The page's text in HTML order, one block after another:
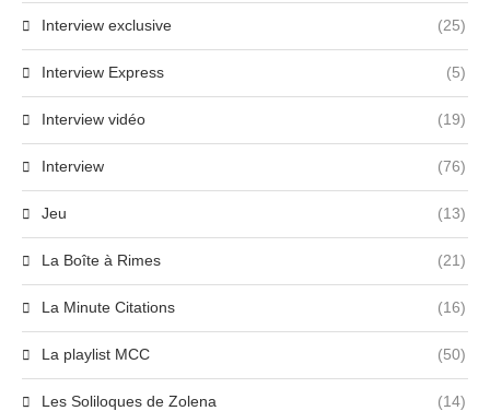
Interview exclusive (25)
Interview Express (5)
Interview vidéo (19)
Interview (76)
Jeu (13)
La Boîte à Rimes (21)
La Minute Citations (16)
La playlist MCC (50)
Les Soliloques de Zolena (14)